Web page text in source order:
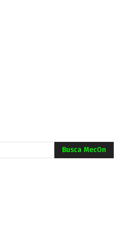
Busca MecOn